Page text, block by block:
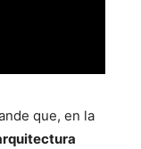
que, en la